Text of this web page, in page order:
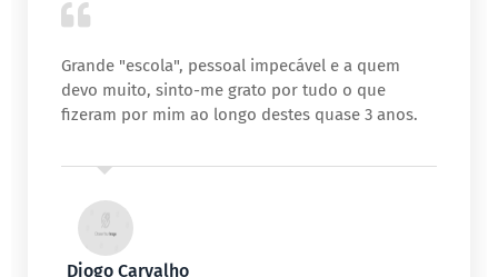
Grande "escola", pessoal impecável e a quem
devo muito, sinto-me grato por tudo o que
fizeram por mim ao longo destes quase 3 anos.
Diogo Carvalho